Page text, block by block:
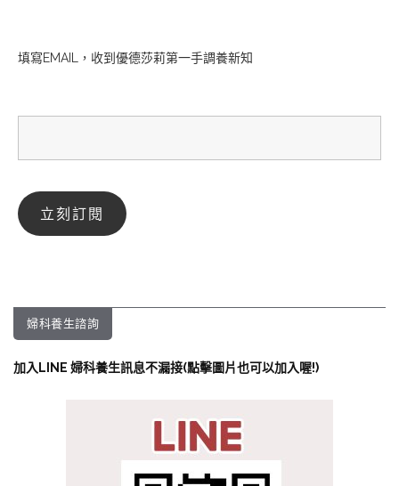
填寫EMAIL，收到優德莎莉第一手調養新知
婦科養生諮詢
加入LINE 婦科養生訊息不漏接(點擊圖片也可以加入喔!)